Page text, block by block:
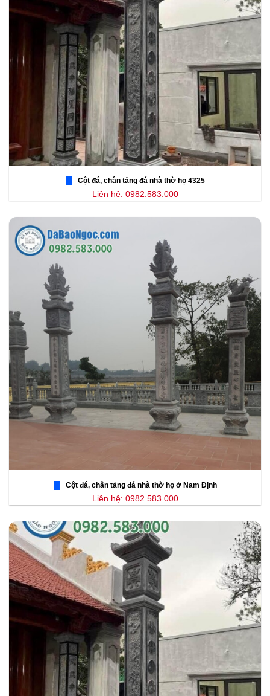
Cột đá, chân tảng đá nhà thờ họ 4325
Liên hệ: 0982.583.000
Cột đá, chân tảng đá nhà thờ họ ở Nam Định
Liên hệ: 0982.583.000